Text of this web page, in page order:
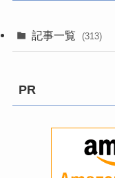
記事一覧 (313)
(2)
(199)
(13)
PR